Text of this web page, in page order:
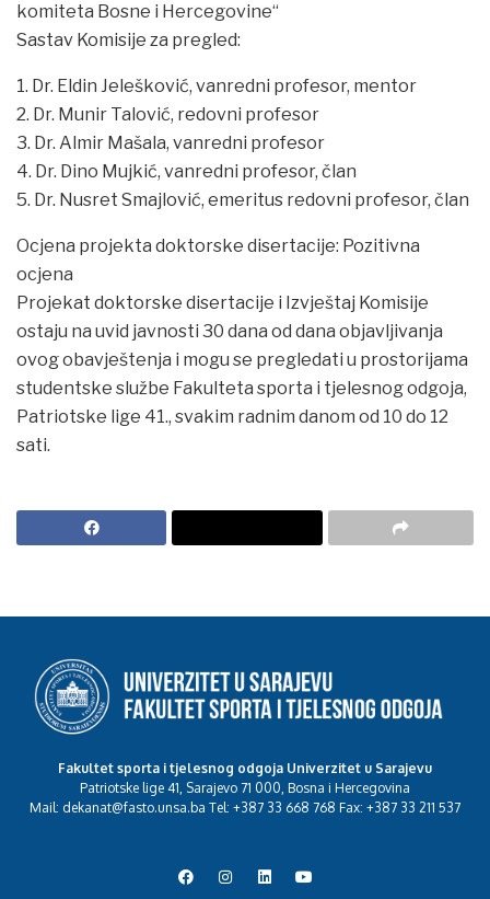
komiteta Bosne i Hercegovine“
Sastav Komisije za pregled:
1. Dr. Eldin Jelešković, vanredni profesor, mentor
2. Dr. Munir Talović, redovni profesor
3. Dr. Almir Mašala, vanredni profesor
4. Dr. Dino Mujkić, vanredni profesor, član
5. Dr. Nusret Smajlović, emeritus redovni profesor, član
Ocjena projekta doktorske disertacije: Pozitivna
ocjena
Projekat doktorske disertacije i Izvještaj Komisije
ostaju na uvid javnosti 30 dana od dana objavljivanja
ovog obavještenja i mogu se pregledati u prostorijama
studentske službe Fakulteta sporta i tjelesnog odgoja,
Patriotske lige 41., svakim radnim danom od 10 do 12
sati.
Fakultet sporta i tjelesnog odgoja Univerzitet u Sarajevu
Patriotske lige 41, Sarajevo 71 000, Bosna i Hercegovina
Mail: dekanat@fasto.unsa.ba Tel: +387 33 668 768 Fax: +387 33 211 537